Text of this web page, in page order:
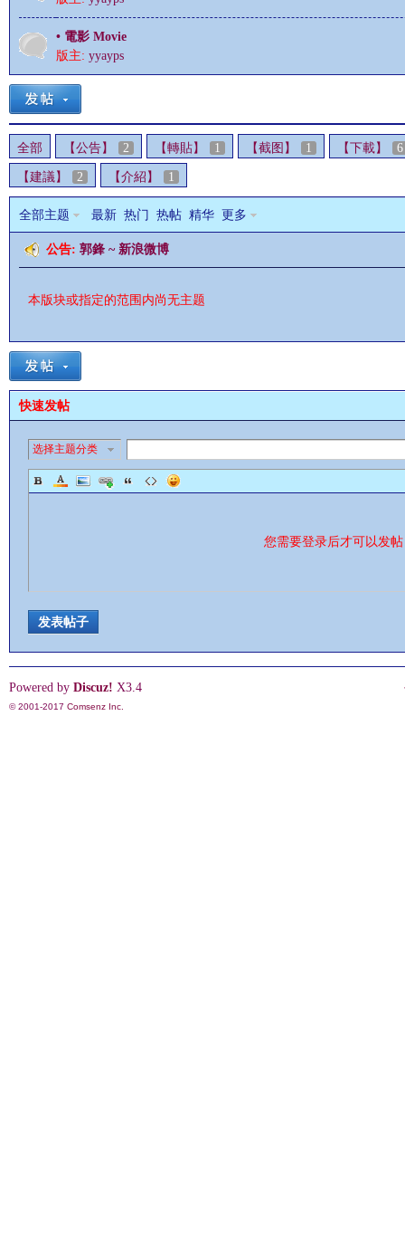
鋒
§
• 電影 Movie
版主: yyayps
全部 【公告】 2 【轉貼】 1 【截图】 1 【下載】 6
【建議】 2 【介紹】 1
全部主题 最新 热门 热帖 精华 更多
公告: 郭鋒 ~ 新浪微博
本版块或指定的范围内尚无主题
快速发帖
选择主题分类
您需要登录后才可以发
发表帖子
Powered by Discuz! X3.4
© 2001-2017 Comsenz Inc.